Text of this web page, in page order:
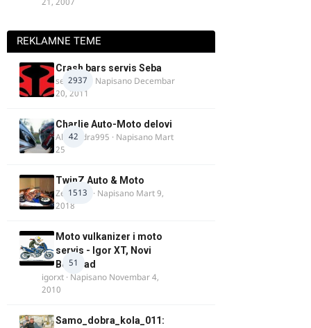
REKLAMNE TEME
2937
Crash bars servis Seba
seba011 · Napisano Decembar
20, 2011
42
Charlie Auto-Moto delovi
Alexandra995 · Napisano Mart
25
1513
TwinZ Auto & Moto
Zeljkamp · Napisano Mart 9,
2018
51
Moto vulkanizer i moto
servis - Igor XT, Novi
Beograd
igorxt · Napisano Novembar 4,
2010
Samo_dobra_kola_011: